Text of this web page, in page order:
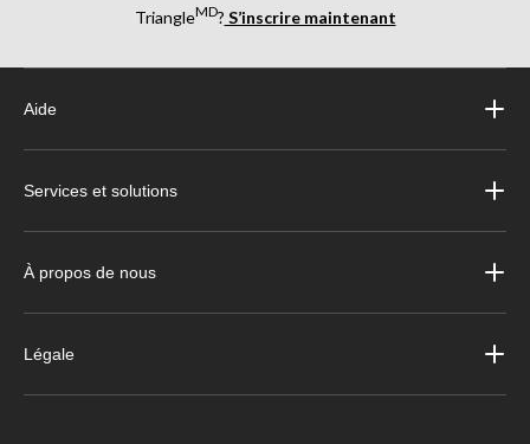
TriangleMD? S’inscrire maintenant
Aide
Services et solutions
À propos de nous
Légale